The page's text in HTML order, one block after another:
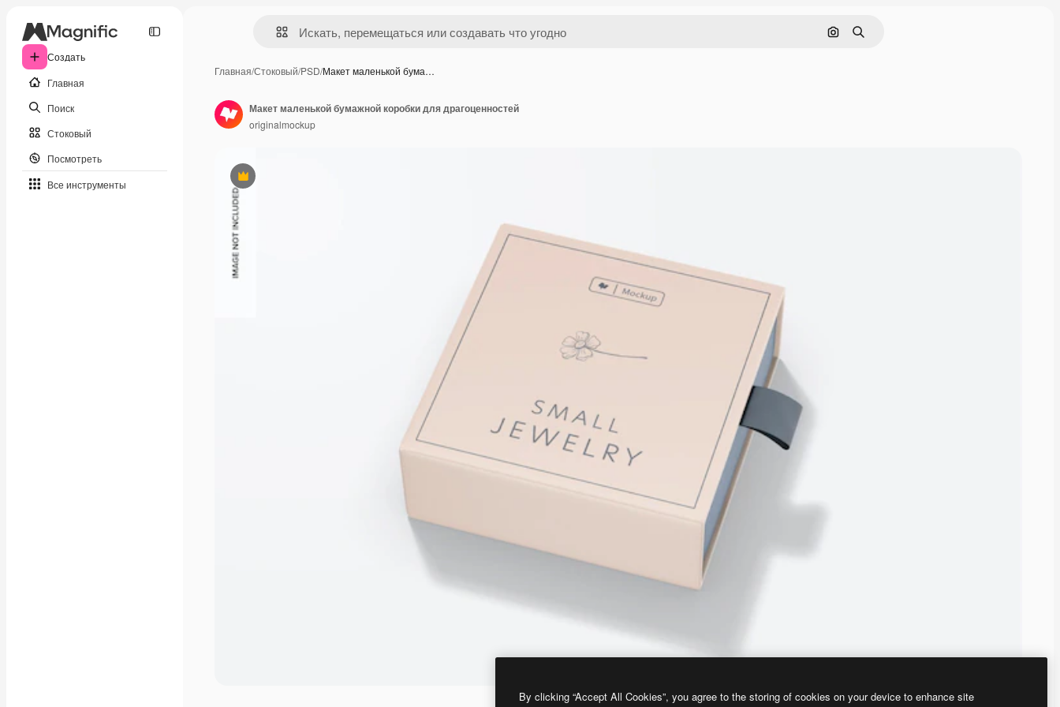
Создать
Главная
Поиск
Стоковый
Посмотреть
Все инструменты
Поиск по изображению
Поиск
Главная/Стоковый/PSD/Макет маленькой бума…
Премиум
Макет маленькой бумажной коробки для драгоценностей
originalmockup
By clicking “Accept All Cookies”, you agree to the storing of cookies on your device to enhance site